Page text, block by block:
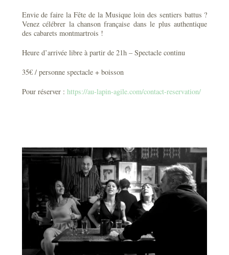
Envie de faire la Fête de la Musique loin des sentiers battus ?
Venez célébrer la chanson française dans le plus authentique
des cabarets montmartrois !
Heure d’arrivée libre à partir de 21h – Spectacle continu
35€ / personne spectacle + boisson
Pour réserver : https://au-lapin-agile.com/contact-reservation/